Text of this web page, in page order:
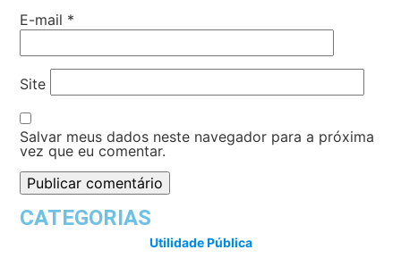
E-mail *
Site
Salvar meus dados neste navegador para a próxima
vez que eu comentar.
CATEGORIAS
Utilidade Pública